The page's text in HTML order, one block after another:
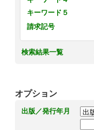
キーワード５
請求記号
検索結果一覧
オプション
出版／発行年月